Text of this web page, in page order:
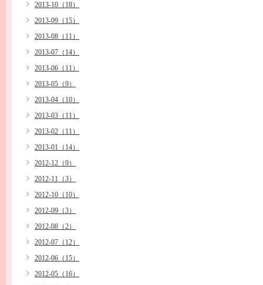
2013-10（18）
2013-09（15）
2013-08（11）
2013-07（14）
2013-06（11）
2013-05（9）
2013-04（10）
2013-03（11）
2013-02（11）
2013-01（14）
2012-12（9）
2012-11（3）
2012-10（10）
2012-09（3）
2012-08（2）
2012-07（12）
2012-06（15）
2012-05（16）